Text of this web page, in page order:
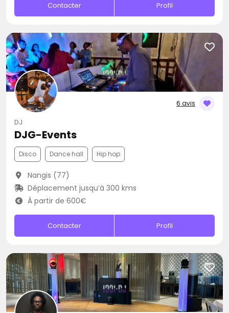
Contacter Profil
6 avis
DJ
DJG-Events
Disco Dance hall Hip hop
Nangis (77)
Déplacement jusqu’à 300 kms
À partir de 600€
Contacter Profil